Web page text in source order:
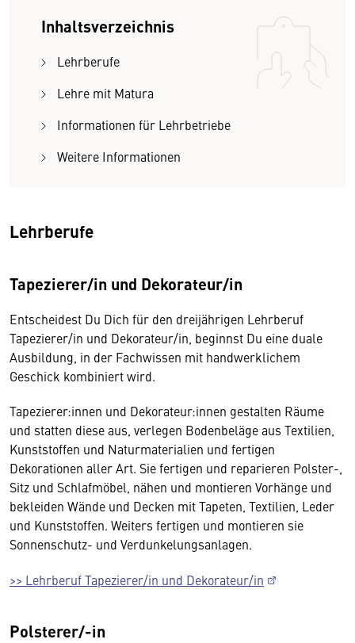
Inhaltsverzeichnis
Lehrberufe
Lehre mit Matura
Informationen für Lehrbetriebe
Weitere Informationen
Lehrberufe
Tapezierer/in und Dekorateur/in
Entscheidest Du Dich für den dreijährigen Lehrberuf
Tapezierer/in und Dekorateur/in, beginnst Du eine duale
Ausbildung, in der Fachwissen mit handwerklichem
Geschick kombiniert wird.
Tapezierer:innen und Dekorateur:innen gestalten Räume
und statten diese aus, verlegen Bodenbeläge aus Textilien,
Kunststoffen und Naturmaterialien und fertigen
Dekorationen aller Art. Sie fertigen und reparieren Polster-,
Sitz und Schlafmöbel, nähen und montieren Vorhänge und
bekleiden Wände und Decken mit Tapeten, Textilien, Leder
und Kunststoffen. Weiters fertigen und montieren sie
Sonnenschutz- und Verdunkelungsanlagen.
>> Lehrberuf Tapezierer/in und Dekorateur/in
Polsterer/-in